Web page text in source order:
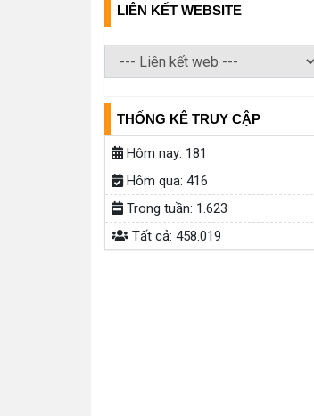
LIÊN KẾT WEBSITE
THỐNG KÊ TRUY CẬP
Hôm nay: 181
Hôm qua: 416
Trong tuần: 1.623
Tất cả: 458.019